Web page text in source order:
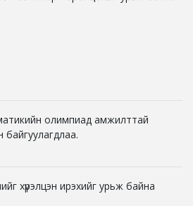
олимпиад амжилттай
байгуулагдлаа.
хүрэлцэн ирэхийг урьж байна